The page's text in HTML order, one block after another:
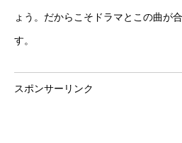
ょう。だからこそドラマとこの曲が
す。
スポンサーリンク